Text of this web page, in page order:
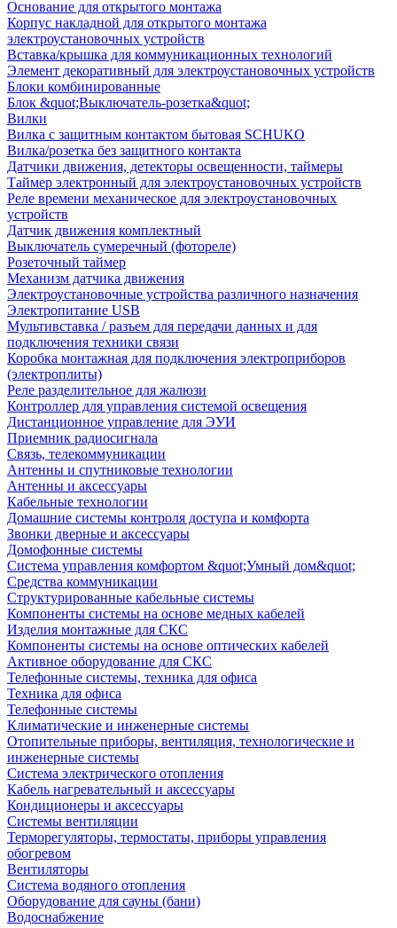
Основание для открытого монтажа
Корпус накладной для открытого монтажа
электроустановочных устройств
Вставка/крышка для коммуникационных технологий
Элемент декоративный для электроустановочных устройств
Блоки комбинированные
Блок &quot;Выключатель-розетка&quot;
Вилки
Вилка с защитным контактом бытовая SCHUKO
Вилка/розетка без защитного контакта
Датчики движения, детекторы освещенности, таймеры
Таймер электронный для электроустановочных устройств
Реле времени механическое для электроустановочных
устройств
Датчик движения комплектный
Выключатель сумеречный (фотореле)
Розеточный таймер
Механизм датчика движения
Электроустановочные устройства различного назначения
Электропитание USB
Мультивставка / разъем для передачи данных и для
подключения техники связи
Коробка монтажная для подключения электроприборов
(электроплиты)
Реле разделительное для жалюзи
Контроллер для управления системой освещения
Дистанционное управление для ЭУИ
Приемник радиосигнала
Связь, телекоммуникации
Антенны и спутниковые технологии
Антенны и аксессуары
Кабельные технологии
Домашние системы контроля доступа и комфорта
Звонки дверные и аксессуары
Домофонные системы
Система управления комфортом &quot;Умный дом&quot;
Средства коммуникации
Структурированные кабельные системы
Компоненты системы на основе медных кабелей
Изделия монтажные для СКС
Компоненты системы на основе оптических кабелей
Активное оборудование для СКС
Телефонные системы, техника для офиса
Техника для офиса
Телефонные системы
Климатические и инженерные системы
Отопительные приборы, вентиляция, технологические и
инженерные системы
Система электрического отопления
Кабель нагревательный и аксессуары
Кондиционеры и аксессуары
Системы вентиляции
Терморегуляторы, термостаты, приборы управления
обогревом
Вентиляторы
Система водяного отопления
Оборудование для сауны (бани)
Водоснабжение